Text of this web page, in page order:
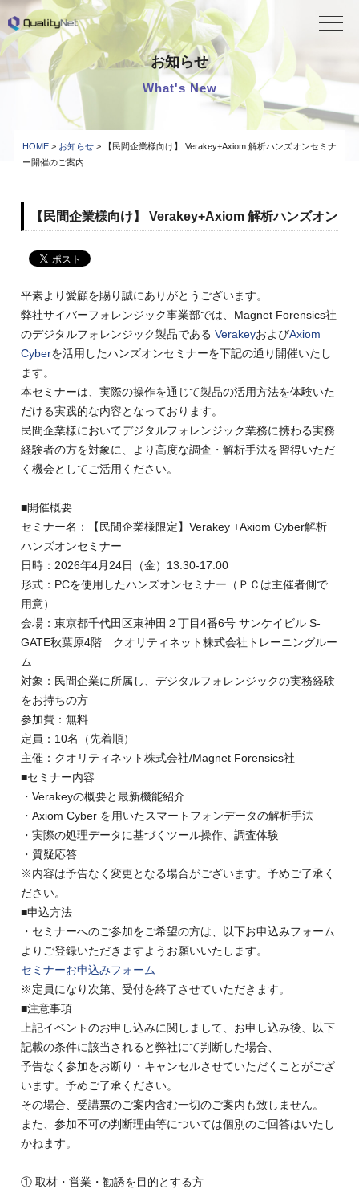
QualityNet
お知らせ
What's New
HOME> お知らせ> 【民間企業様向け】 Verakey+Axiom 解析ハンズオンセミナ
ー開催のご案内
【民間企業様向け】 Verakey+Axiom 解析ハンズオン
平素より愛顧を賜り誠にありがとうございます。
弊社サイバーフォレンジック事業部では、Magnet Forensics社
のデジタルフォレンジック製品であるVerakeyおよびAxiom
Cyberを活用したハンズオンセミナーを下記の通り開催いたし
ます。
本セミナーは、実際の操作を通じて製品の活用方法を体験いた
だける実践的な内容となっております。
民間企業様においてデジタルフォレンジック業務に携わる実務
経験者の方を対象に、より高度な調査・解析手法を習得いただ
く機会としてご活用ください。
■開催概要
セミナー名：【民間企業様限定】Verakey +Axiom Cyber解析
ハンズオンセミナー
日時：2026年4月24日（金）13:30-17:00
形式：PCを使用したハンズオンセミナー（ＰＣは主催者側で
用意）
会場：東京都千代田区東神田２丁目4番6号 サンケイビル S-
GATE秋葉原4階 クオリティネット株式会社トレーニングルー
ム
対象：民間企業に所属し、デジタルフォレンジックの実務経験
をお持ちの方
参加費：無料
定員：10名（先着順）
主催：クオリティネット株式会社/Magnet Forensics社
■セミナー内容
・Verakeyの概要と最新機能紹介
・Axiom Cyber を用いたスマートフォンデータの解析手法
・実際の処理データに基づくツール操作、調査体験
・質疑応答
※内容は予告なく変更となる場合がございます。予めご了承く
ださい。
■申込方法
・セミナーへのご参加をご希望の方は、以下お申込みフォーム
よりご登録いただきますようお願いいたします。
セミナーお申込みフォーム
※定員になり次第、受付を終了させていただきます。
■注意事項
上記イベントのお申し込みに関しまして、お申し込み後、以下
記載の条件に該当されると弊社にて判断した場合、
予告なく参加をお断り・キャンセルさせていただくことがござ
います。予めご了承ください。
その場合、受講票のご案内含む一切のご案内も致しません。
また、参加不可の判断理由等については個別のご回答はいたし
かねます。
① 取材・営業・勧誘を目的とする方